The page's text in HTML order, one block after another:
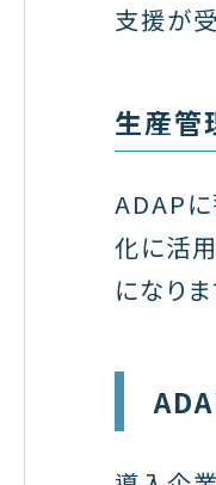
支援が
生産管
ADAP
化に活
になりま